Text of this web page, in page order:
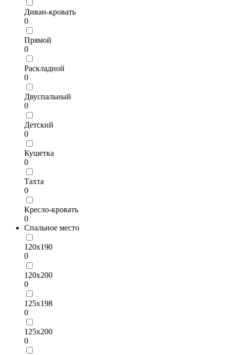
Диван-кровать
0
Прямой
0
Раскладной
0
Двуспальный
0
Детский
0
Кушетка
0
Тахта
0
Кресло-кровать
0
Спальное место
120х190
0
120х200
0
125х198
0
125х200
0